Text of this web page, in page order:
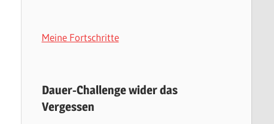
Meine Fortschritte
Dauer-Challenge wider das
Vergessen